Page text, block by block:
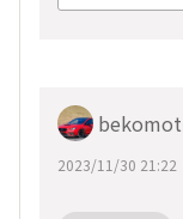
2023/11/30 21:22